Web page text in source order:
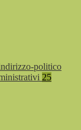
politico
25